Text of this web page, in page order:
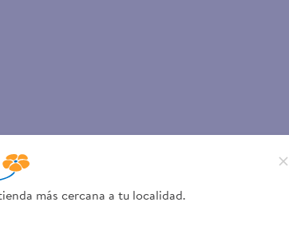
más cercana a tu localidad.